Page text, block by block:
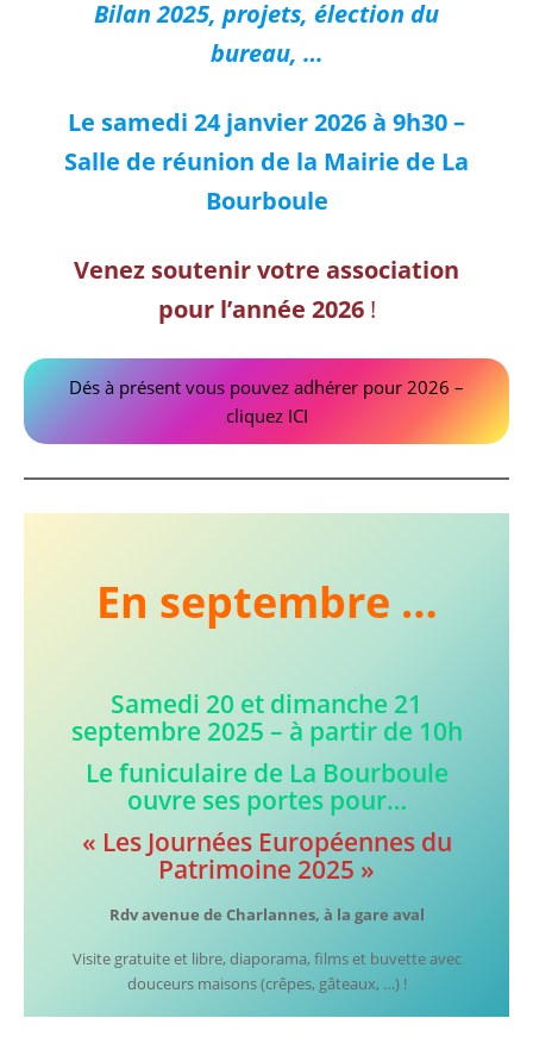
Bilan 2025, projets, élection du
bureau, …
Le samedi 24 janvier 2026 à 9h30 –
Salle de réunion de la Mairie de La
Bourboule
Venez soutenir votre association
pour l’année 2026!
Dés à présent vous pouvez adhérer pour 2026 –
cliquez ICI
En septembre …
Samedi 20 et dimanche 21
septembre 2025 – à partir de 10h
Le funiculaire de La Bourboule
ouvre ses portes pour…
« Les Journées Européennes du
Patrimoine 2025 »
Rdv avenue de Charlannes, à la gare aval
Visite gratuite et libre, diaporama, films et buvette avec
douceurs maisons (crêpes, gâteaux, …) !